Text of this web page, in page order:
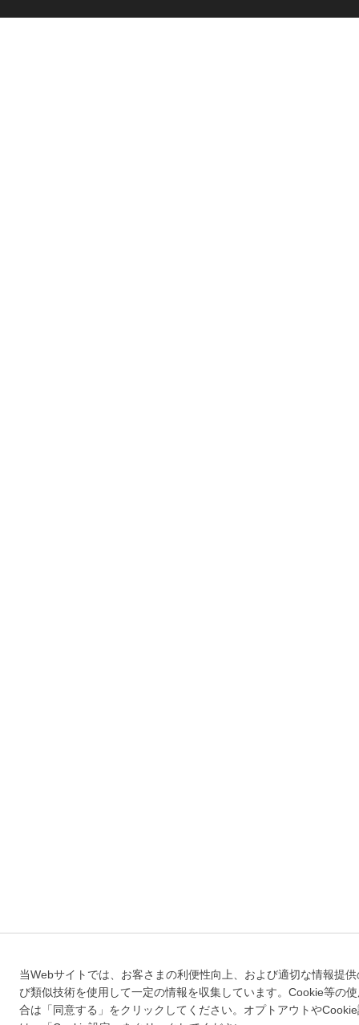
当Webサイトでは、お客さまの利便性向上、および適切な情報提
び類似技術を使用して一定の情報を収集しています。Cookie等の
合は「同意する」をクリックしてください。オプトアウトや